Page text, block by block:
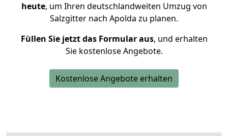
heute, um Ihren deutschlandweiten Umzug von
Salzgitter nach Apolda zu planen.
Füllen Sie jetzt das Formular aus, und erhalten
Sie kostenlose Angebote.
Kostenlose Angebote erhalten